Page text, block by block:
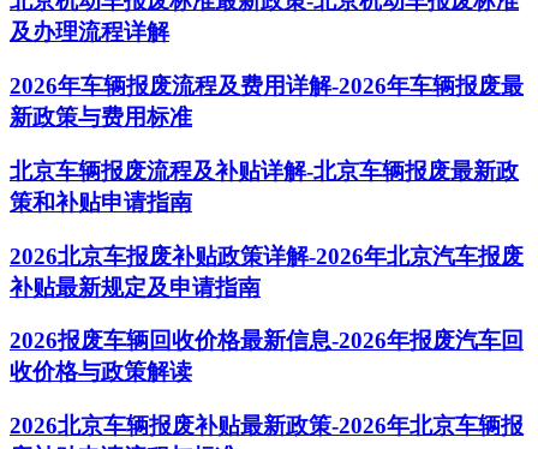
及办理流程详解
2026年车辆报废流程及费用详解-2026年车辆报废最
新政策与费用标准
北京车辆报废流程及补贴详解-北京车辆报废最新政
策和补贴申请指南
2026北京车报废补贴政策详解-2026年北京汽车报废
补贴最新规定及申请指南
2026报废车辆回收价格最新信息-2026年报废汽车回
收价格与政策解读
2026北京车辆报废补贴最新政策-2026年北京车辆报